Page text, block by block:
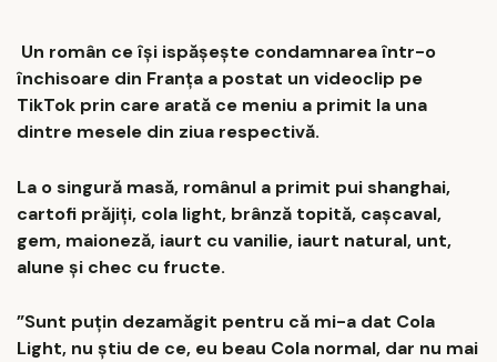
Un român ce își ispășește condamnarea într-o
închisoare din Franța a postat un videoclip pe
TikTok prin care arată ce meniu a primit la una
dintre mesele din ziua respectivă.
La o singură masă, românul a primit pui shanghai,
cartofi prăjiți, cola light, brânză topită, cașcaval,
gem, maioneză, iaurt cu vanilie, iaurt natural, unt,
alune și chec cu fructe.
”Sunt puțin dezamăgit pentru că mi-a dat Cola
Light, nu știu de ce, eu beau Cola normal, dar nu mai